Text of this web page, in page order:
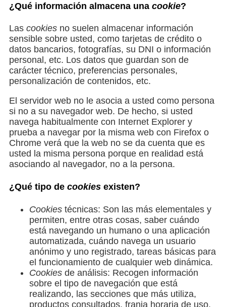
¿Qué información almacena una cookie?
Las cookies no suelen almacenar información
sensible sobre usted, como tarjetas de crédito o
datos bancarios, fotografías, su DNI o información
personal, etc. Los datos que guardan son de
carácter técnico, preferencias personales,
personalización de contenidos, etc.
El servidor web no le asocia a usted como persona
si no a su navegador web. De hecho, si usted
navega habitualmente con Internet Explorer y
prueba a navegar por la misma web con Firefox o
Chrome verá que la web no se da cuenta que es
usted la misma persona porque en realidad está
asociando al navegador, no a la persona.
¿Qué tipo de cookies existen?
Cookies técnicas: Son las más elementales y
permiten, entre otras cosas, saber cuándo
está navegando un humano o una aplicación
automatizada, cuándo navega un usuario
anónimo y uno registrado, tareas básicas para
el funcionamiento de cualquier web dinámica.
Cookies de análisis: Recogen información
sobre el tipo de navegación que está
realizando, las secciones que más utiliza,
productos consultados, franja horaria de uso,